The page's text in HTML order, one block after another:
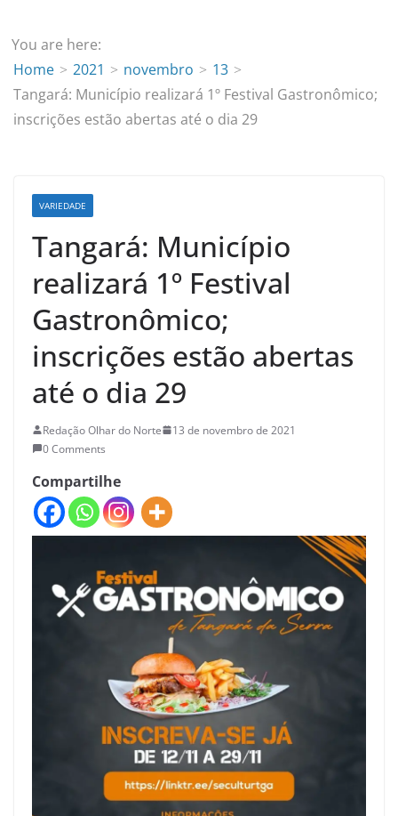
You are here:
Home
2021 novembro
13
Tangará: Município realizará 1º Festival Gastronômico;
inscrições estão abertas até o dia 29
VARIEDADE
Tangará: Município
realizará 1º Festival
Gastronômico;
inscrições estão abertas
até o dia 29
Redação Olhar do Norte
13 de novembro de 2021
0 Comments
Compartilhe